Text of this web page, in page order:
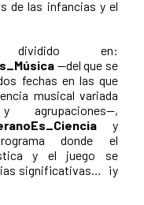
de las infancias y el
en:
—del que se
fechas en las que
musical variada
y
donde el
y el juego se
significativas… ¡y